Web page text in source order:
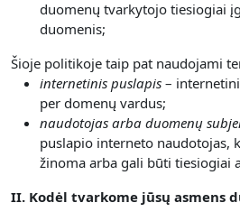
duomenų tvarkytojo tiesiogiai
duomenis;
Šioje politikoje taip pat naudojami
internetinis puslapis –
per domenų vardus;
naudotojas arba duomenų
puslapio interneto naudotojas,
žinoma arba gali būti tiesiogiai
II. Kodėl tvarkome jūsų asmens